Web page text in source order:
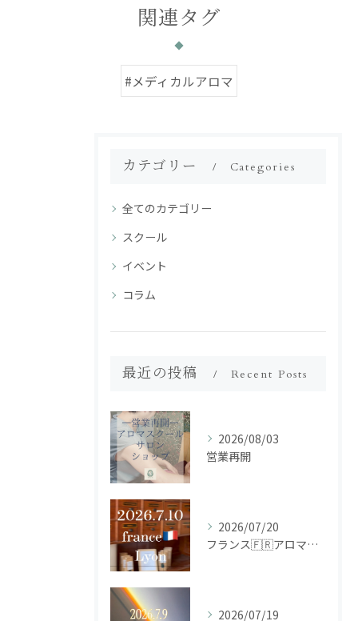
関連タグ
#メディカルアロマ
カテゴリー Categories
全てのカテゴリー
スクール
イベント
コラム
最近の投稿 Recent Posts
2026/08/03
営業再開
2026/07/20
フランス🇫🇷アロマ研修ツアー𝗱𝗮𝘆𝟮
2026/07/19